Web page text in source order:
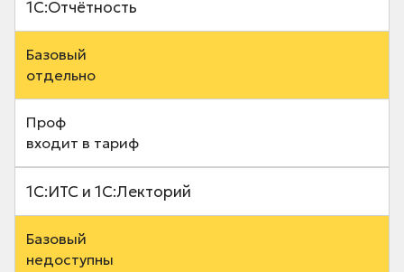
1С:Отчётность
отдельно
входит в тариф
1С:ИТС и 1С:Лекторий
недоступны